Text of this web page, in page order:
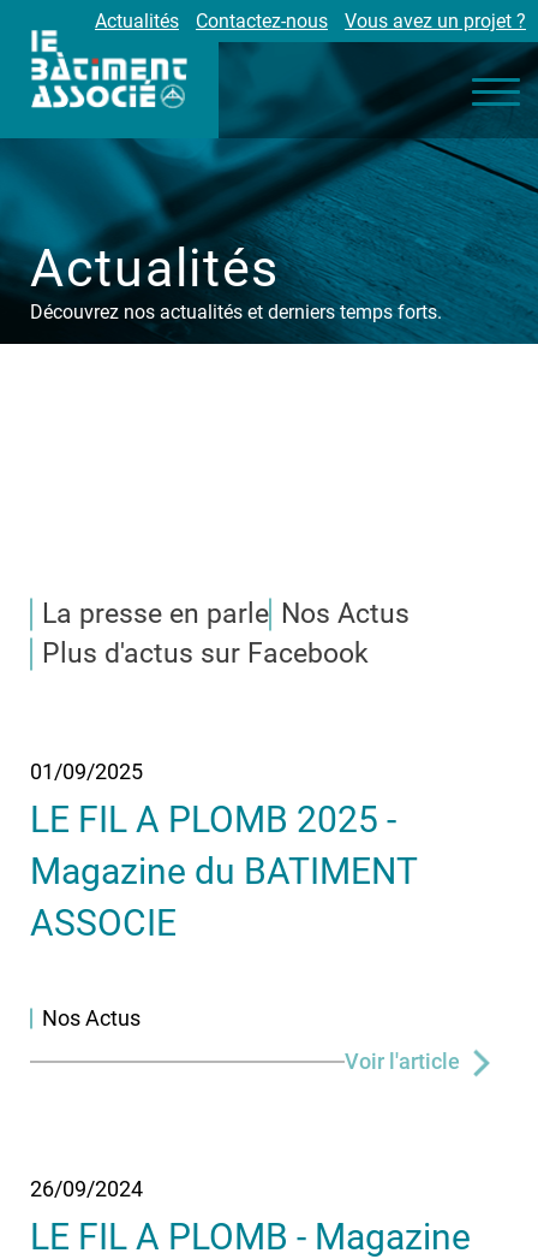
Actualités Contactez-nous Vous avez un projet ?
Nos engagements
Nos métiers
Environnement
Réalisations
Partenaires
Carrières
Actualités
Découvrez nos actualités et derniers temps forts.
La presse en parle Nos Actus
Plus d'actus sur Facebook
01/09/2025
LE FIL A PLOMB 2025 -
Magazine du BATIMENT
ASSOCIE
Nos Actus
Voir l'article
26/09/2024
LE FIL A PLOMB - Magazine